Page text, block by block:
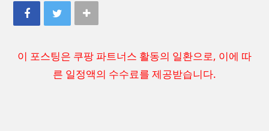
이 포스팅은 쿠팡 파트너스 활동의 일환으로, 이에 따
른 일정액의 수수료를 제공받습니다.